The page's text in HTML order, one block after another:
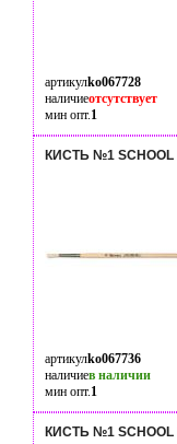
артикулko067728
наличиеотсутствует
мин опт.1
КИСТЬ №1
артикулko067736
наличиев наличии
мин опт.1
КИСТЬ №1